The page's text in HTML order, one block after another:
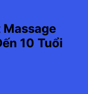
Massage
10 Tuổi